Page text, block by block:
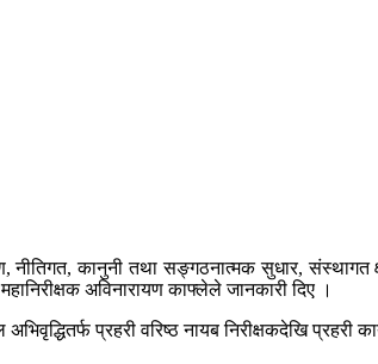
कानुनी तथा सङ्गठनात्मक सुधार, संस्थागत
अविनारायण काफ्लेले जानकारी दिए ।
प्रहरी वरिष्ठ नायब निरीक्षकदेखि